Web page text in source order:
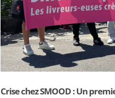
Crise chez SMOOD : Un